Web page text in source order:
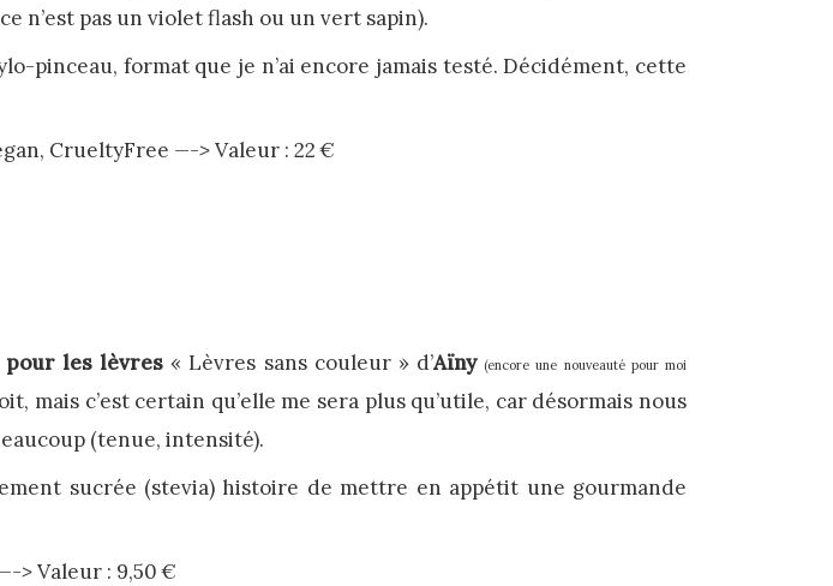
n’est pas un violet flash ou un vert sapin).
pinceau, format que je n’ai encore jamais testé. Décidément, cette
CrueltyFree —->Valeur : 22 €
pour les lèvres « Lèvres sans couleur » d’Aïny (encore une nouveauté pour moi
mais c’est certain qu’elle me sera plus qu’utile, car désormais nous
(tenue, intensité).
sucrée (stevia) histoire de mettre en appétit une gourmande
>Valeur : 9,50 €